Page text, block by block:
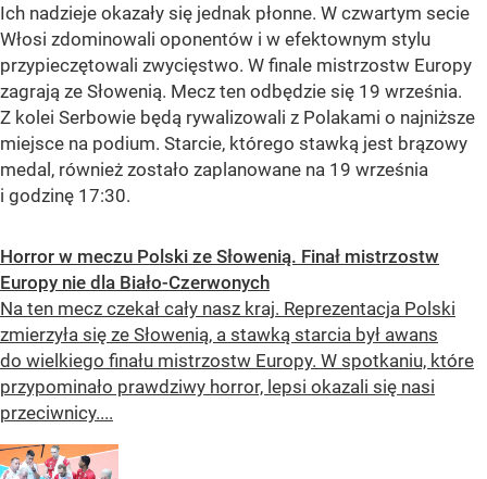
Ich nadzieje okazały się jednak płonne. W czwartym secie
Włosi zdominowali oponentów i w efektownym stylu
przypieczętowali zwycięstwo. W finale mistrzostw Europy
zagrają ze Słowenią. Mecz ten odbędzie się 19 września.
Z kolei Serbowie będą rywalizowali z Polakami o najniższe
miejsce na podium. Starcie, którego stawką jest brązowy
medal, również zostało zaplanowane na 19 września
i godzinę 17:30.
Horror w meczu Polski ze Słowenią. Finał mistrzostw
Europy nie dla Biało-Czerwonych
Na ten mecz czekał cały nasz kraj. Reprezentacja Polski
zmierzyła się ze Słowenią, a stawką starcia był awans
do wielkiego finału mistrzostw Europy. W spotkaniu, które
przypominało prawdziwy horror, lepsi okazali się nasi
przeciwnicy....